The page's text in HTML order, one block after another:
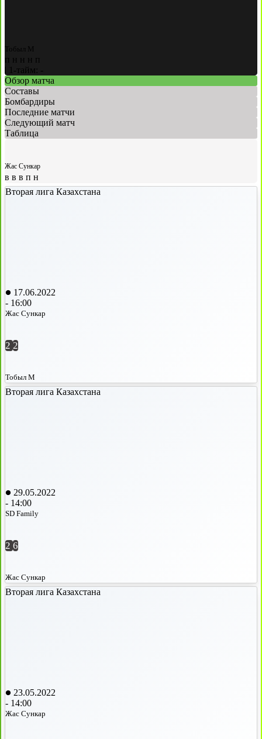
Тобыл М
п н н н
п
1-тайм: -
Обзор матча
Составы
Бомбардиры
Последние матчи
Следующий матч
Таблица
Жас Сункар
в в в п н
Вторая лига Казахстана
17.06.2022
- 16:00
Жас Сункар
2 2
Тобыл М
Вторая лига Казахстана
29.05.2022
- 14:00
SD Family
2 6
Жас Сункар
Вторая лига Казахстана
23.05.2022
- 14:00
Жас Сункар